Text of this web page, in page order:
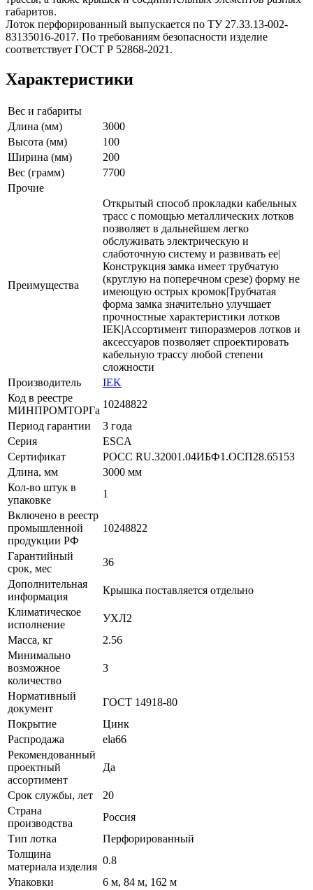
габаритов.
Лоток перфорированный выпускается по ТУ 27.33.13-002-
83135016-2017. По требованиям безопасности изделие
соответствует ГОСТ Р 52868-2021.
Характеристики
Вес и габариты
Длина (мм)
3000
Высота (мм)
100
Ширина (мм)
200
Вес (грамм)
7700
Прочие
Преимущества
Открытый способ прокладки кабельных
трасс с помощью металлических лотков
позволяет в дальнейшем легко
обслуживать электрическую и
слаботочную систему и развивать ее|
Конструкция замка имеет трубчатую
(круглую на поперечном срезе) форму не
имеющую острых кромок|Трубчатая
форма замка значительно улучшает
прочностные характеристики лотков
IEK|Ассортимент типоразмеров лотков и
аксессуаров позволяет спроектировать
кабельную трассу любой степени
сложности
Производитель
IEK
Код в реестре
МИНПРОМТОРГа
10248822
Период гарантии
3 года
Серия
ESCA
Сертификат
РОСС RU.32001.04ИБФ1.ОСП28.65153
Длина, мм
3000 мм
Кол-во штук в
упаковке
1
Включено в реестр
промышленной
продукции РФ
10248822
Гарантийный
срок, мес
36
Дополнительная
информация
Крышка поставляется отдельно
Климатическое
исполнение
УХЛ2
Масса, кг
2.56
Минимально
возможное
количество
3
Нормативный
документ
ГОСТ 14918-80
Покрытие
Цинк
Распродажа
ela66
Рекомендованный
проектный
ассортимент
Да
Срок службы, лет
20
Страна
производства
Россия
Тип лотка
Перфорированный
Толщина
материала изделия
0.8
Упаковки
6 м, 84 м, 162 м